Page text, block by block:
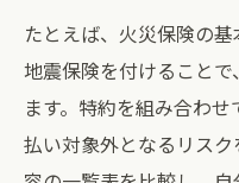
たとえば、火災保険の
地震保険を付けること
ます。特約を組み合わ
払い対象外となるリス